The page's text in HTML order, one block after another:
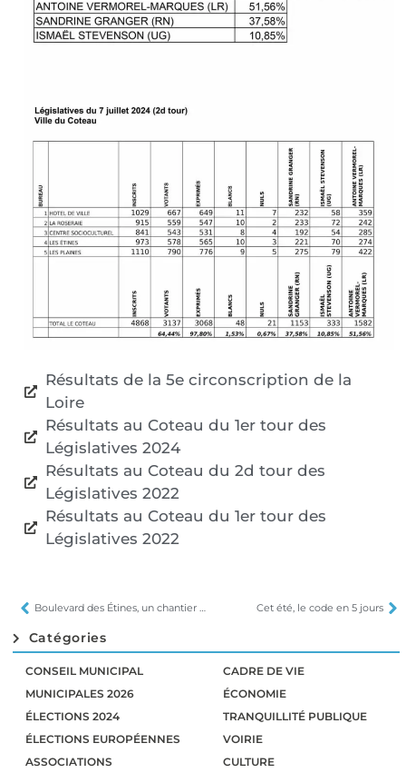
Résultats de la 5e circonscription de la
Loire
Résultats au Coteau du 1er tour des
Législatives 2024
Résultats au Coteau du 2d tour des
Législatives 2022
Résultats au Coteau du 1er tour des
Législatives 2022
Boulevard des Étines, un chantier au long cours Cet été, le code en 5 jours
Catégories
CONSEIL MUNICIPAL
MUNICIPALES 2026
ÉLECTIONS 2024
ÉLECTIONS EUROPÉENNES
ASSOCIATIONS
CADRE DE VIE
ÉCONOMIE
TRANQUILLITÉ PUBLIQUE
VOIRIE
CULTURE